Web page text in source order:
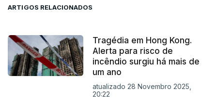
ARTIGOS RELACIONADOS
Tragédia em Hong Kong.
Alerta para risco de
incêndio surgiu há mais de
um ano
atualizado 28 Novembro 2025,
20:22